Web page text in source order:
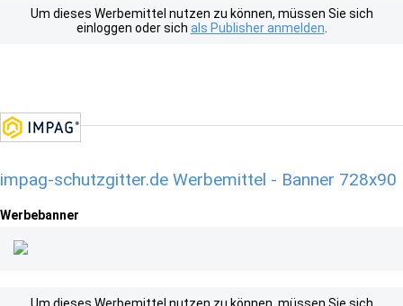
Um dieses Werbemittel nutzen zu können, müssen Sie sich
einloggen oder sich als Publisher anmelden
impag-schutzgitter.de Werbemittel - Banner 728x90
Werbebanner